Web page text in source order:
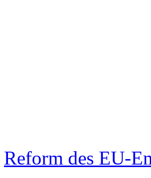
Reform des EU-